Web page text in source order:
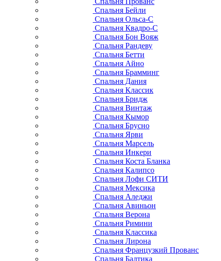
Спальня Бейли
Спальня Ольса-С
Спальня Квадро-С
Спальня Бон Вояж
Спальня Рандеву
Спальня Бетти
Спальня Айно
Спальня Брамминг
Спальня Дания
Спальня Классик
Спальня Бридж
Спальня Винтаж
Спальня Кымор
Спальня Брусно
Спальня Ярви
Спальня Марсель
Спальня Инкери
Спальня Коста Бланка
Спальня Калипсо
Спальня Лофи СИТИ
Спальня Мексика
Спальня Аледжи
Спальня Авиньон
Спальня Верона
Спальня Римини
Спальня Классика
Спальня Лирона
Спальня Французкий Прованс
Спальня Балтика